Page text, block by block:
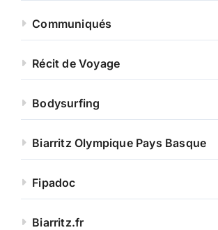
Communiqués
Récit de Voyage
Bodysurfing
Biarritz Olympique Pays Basque
Fipadoc
Biarritz.fr